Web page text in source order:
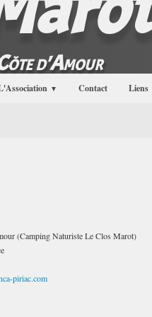
d'Amour
▼ Contact Liens
(Camping Naturiste Le Clos Marot)
piriac.com